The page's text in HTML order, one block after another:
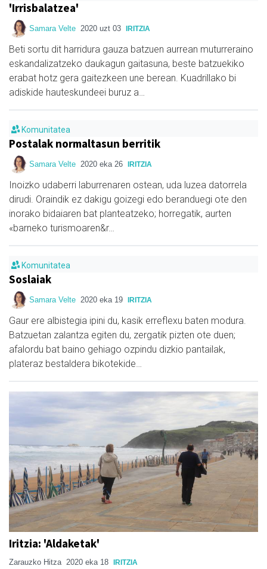
'Irrisbalatzea'
Samara Velte 2020 uzt 03 IRITZIA
Beti sortu dit harridura gauza batzuen aurrean muturreraino
eskandalizatzeko daukagun gaitasuna, beste batzuekiko
erabat hotz gera gaitezkeen une berean. Kuadrillako bi
adiskide hauteskundeei buruz a…
Komunitatea
Postalak normaltasun berritik
Samara Velte 2020 eka 26 IRITZIA
Inoizko udaberri laburrenaren ostean, uda luzea datorrela
dirudi. Oraindik ez dakigu goizegi edo beranduegi ote den
inorako bidaiaren bat planteatzeko; horregatik, aurten
«barneko turismoaren&r…
Komunitatea
Soslaiak
Samara Velte 2020 eka 19 IRITZIA
Gaur ere albistegia ipini du, kasik erreflexu baten modura.
Batzuetan zalantza egiten du, zergatik pizten ote duen;
afalordu bat baino gehiago ozpindu dizkio pantailak,
plateraz bestaldera bikotekide…
Iritzia: 'Aldaketak'
Zarauzko Hitza 2020 eka 18 IRITZIA